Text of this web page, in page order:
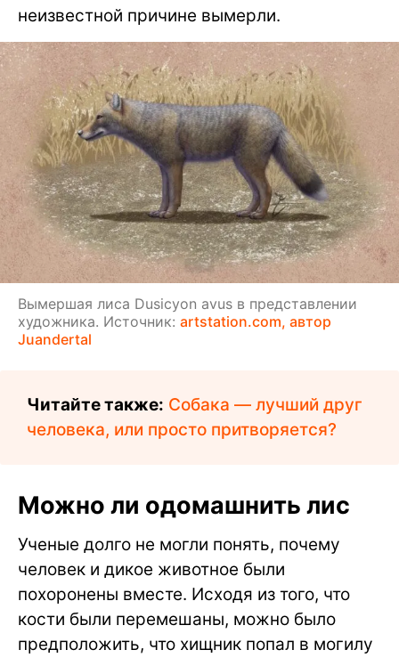
неизвестной причине вымерли.
Вымершая лиса Dusicyon avus в представлении
художника. Источник: artstation.com, автор
Juandertal
Читайте также: Собака — лучший друг
человека, или просто притворяется?
Можно ли одомашнить лис
Ученые долго не могли понять, почему
человек и дикое животное были
похоронены вместе. Исходя из того, что
кости были перемешаны, можно было
предположить, что хищник попал в могилу